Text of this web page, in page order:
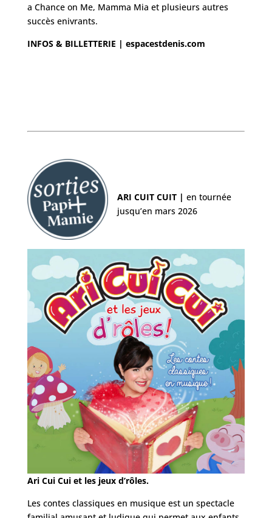
a Chance on Me, Mamma Mia et plusieurs autres
succès enivrants.
INFOS & BILLETTERIE | espacestdenis.com
ARI CUIT CUIT | en tournée
jusqu’en mars 2026
Ari Cui Cui et les jeux d’rôles.
Les contes classiques en musique est un spectacle